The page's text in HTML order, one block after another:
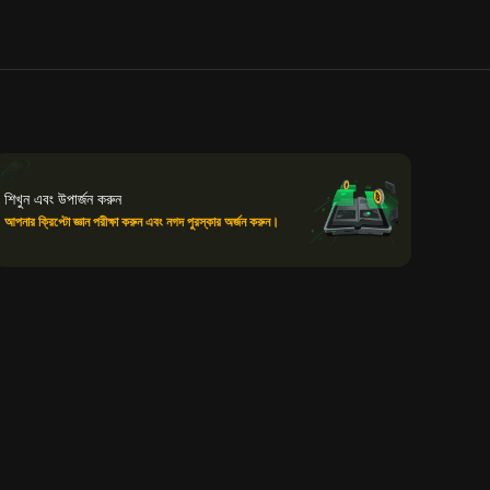
শিখুন এবং উপার্জন করুন
আপনার ক্রিপ্টো জ্ঞান পরীক্ষা করুন এবং নগদ পুরস্কার অর্জন করুন।